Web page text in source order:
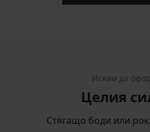
Искам да
Целия
Стягащо боди или